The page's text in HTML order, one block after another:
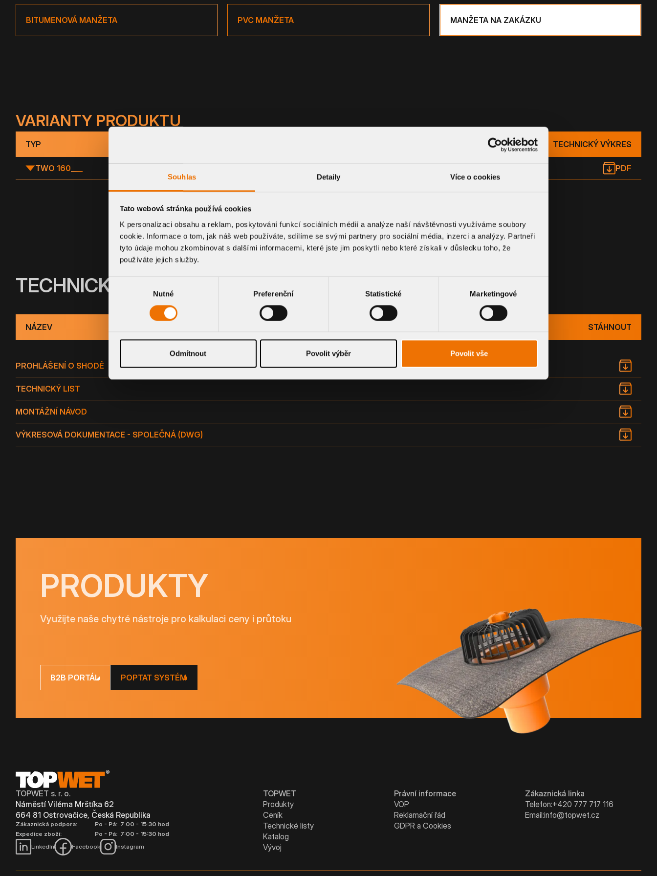
Souhlas Detaily Více o cookies
Tato webová stránka používá cookies
K personalizaci obsahu a reklam, poskytování funkcí sociálních médií a analýze naší návštěvnosti využíváme soubory
cookie. Informace o tom, jak náš web používáte, sdílíme se svými partnery pro sociální média, inzerci a analýzy. Partneři
tyto údaje mohou zkombinovat s dalšími informacemi, které jste jim poskytli nebo které získali v důsledku toho, že
používáte jejich služby.
Výběr
souhlasu
Nutné Preferenční Statistické Marketingové
Odmítnout Povolit výběr Povolit vše
BITUMENOVÁ MANŽETA PVC MANŽETA MANŽETA NA ZAKÁZKU
VARIANTY PRODUKTU
TYP TECHNICKÝ VÝKRES
TWO 160 PDF
TECHNICKÉ INFORMACE A VÝKRESOVÉ DOKUMENTACE
NÁZEV STÁHNOUT
PROHLÁŠENÍ O SHODĚ
TECHNICKÝ LIST
MONTÁŽNÍ NÁVOD
VÝKRESOVÁ DOKUMENTACE - SPOLEČNÁ (DWG)
PRODUKTY
Využijte naše chytré nástroje pro kalkulaci ceny i průtoku
B2B PORTÁL POPTAT SYSTÉM
TOPWET s. r. o.
Náměstí Viléma Mrštíka 62
664 81 Ostrovačice, Česká Republika
Zákaznická podpora:
Po - Pá: 7:00 - 15:30 hod
Expedice zboží:
Po - Pá: 7:00 - 15:30 hod
LinkedIn
Facebook Instagram
Zákaznická linka
Telefon:+420 777 717 116
Email:info@topwet.cz
TOPWET
Produkty
Ceník
Technické listy
Katalog
Vývoj
Právní informace
VOP
Reklamační řád
GDPR a Cookies